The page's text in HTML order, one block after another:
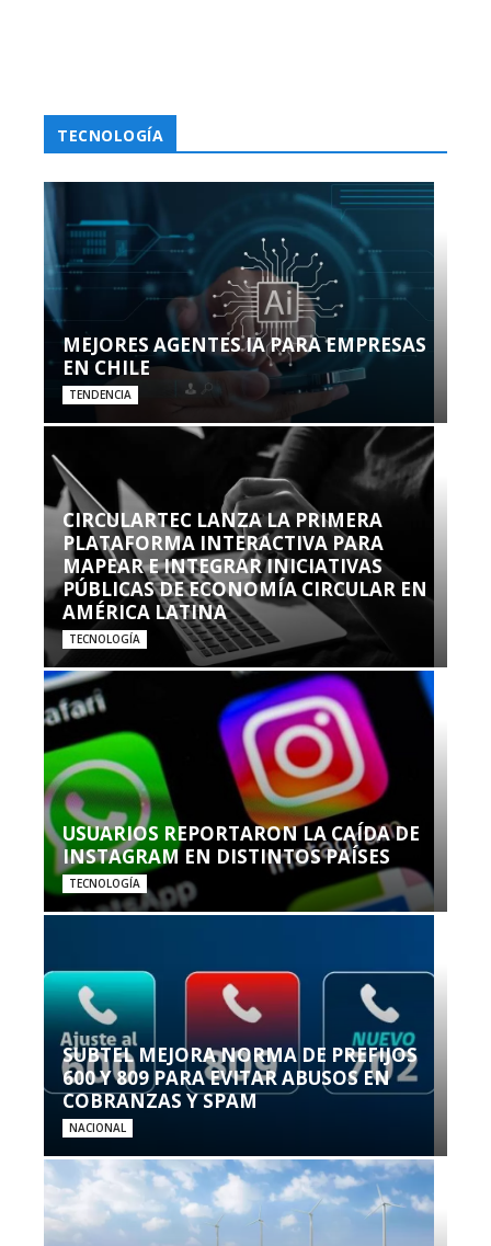
TECNOLOGÍA
MEJORES AGENTES IA PARA EMPRESAS
EN CHILE
TENDENCIA
CIRCULARTEC LANZA LA PRIMERA
PLATAFORMA INTERACTIVA PARA
MAPEAR E INTEGRAR INICIATIVAS
PÚBLICAS DE ECONOMÍA CIRCULAR EN
AMÉRICA LATINA
TECNOLOGÍA
USUARIOS REPORTARON LA CAÍDA DE
INSTAGRAM EN DISTINTOS PAÍSES
TECNOLOGÍA
SUBTEL MEJORA NORMA DE PREFIJOS
600 Y 809 PARA EVITAR ABUSOS EN
COBRANZAS Y SPAM
NACIONAL